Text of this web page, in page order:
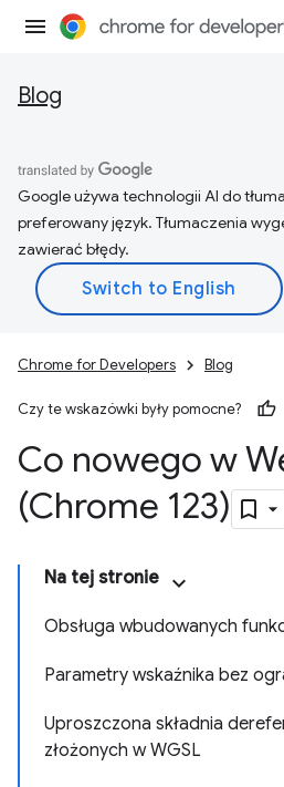
Blog
Google używa technologii AI do
preferowany język. Tłumaczenia
zawierać błędy.
Chrome for Developers Blog
Czy te wskazówki były pomocne?
Co nowego w
(Chrome 123)
Na tej stronie
Obsługa wbudowanych
Parametry wskaźnika bez
Uproszczona składnia
złożonych w WGSL